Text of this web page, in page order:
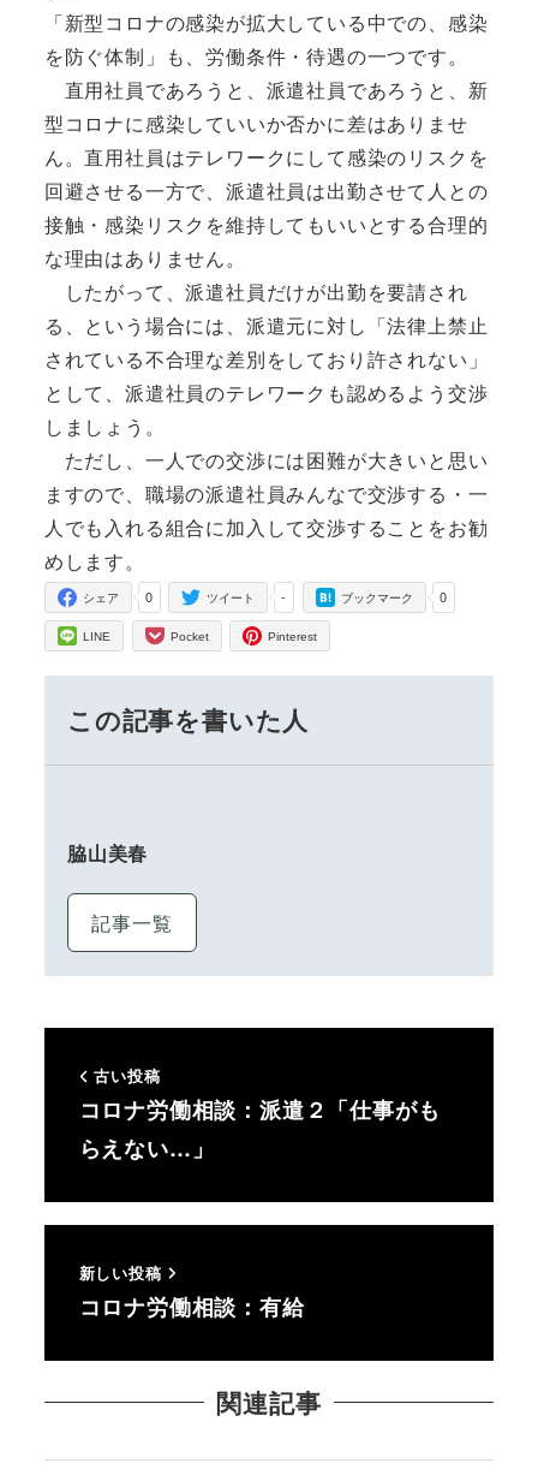
「新型コロナの感染が拡大している中での、感染
を防ぐ体制」も、労働条件・待遇の一つです。
直用社員であろうと、派遣社員であろうと、新
型コロナに感染していいか否かに差はありませ
ん。直用社員はテレワークにして感染のリスクを
回避させる一方で、派遣社員は出勤させて人との
接触・感染リスクを維持してもいいとする合理的
な理由はありません。
したがって、派遣社員だけが出勤を要請され
る、という場合には、派遣元に対し「法律上禁止
されている不合理な差別をしており許されない」
として、派遣社員のテレワークも認めるよう交渉
しましょう。
ただし、一人での交渉には困難が大きいと思い
ますので、職場の派遣社員みんなで交渉する・一
人でも入れる組合に加入して交渉することをお勧
めします。
0
シェア -
ツイート 0
ブックマーク
LINE Pocket Pinterest
この記事を書いた人
脇山美春
記事一覧
古い投稿
コロナ労働相談：派遣２「仕事がも
らえない…」
新しい投稿
コロナ労働相談：有給
関連記事